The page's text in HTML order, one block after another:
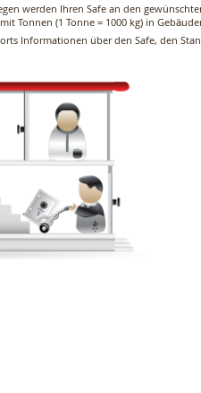
werden Ihren Safe an den
Tonnen (1 Tonne = 1000 kg) in
Informationen über den Safe, den